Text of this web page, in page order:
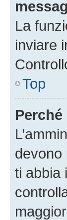
La
inviare
Top
devono
ti abbia